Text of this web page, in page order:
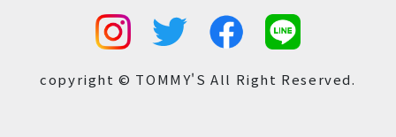
copyright © TOMMY'S All Right Reserved.